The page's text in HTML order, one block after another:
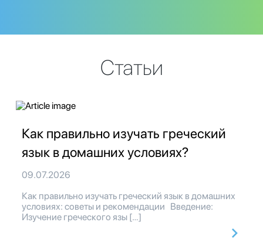
Статьи
Как правильно изучать греческий
язык в домашних условиях?
09.07.2026
Как правильно изучать греческий язык в домашних
условиях: советы и рекомендации Введение:
Изучение греческого язы […]